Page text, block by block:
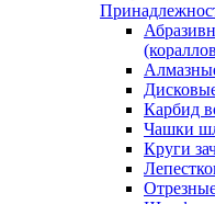
Карбид
Чашки
Круги